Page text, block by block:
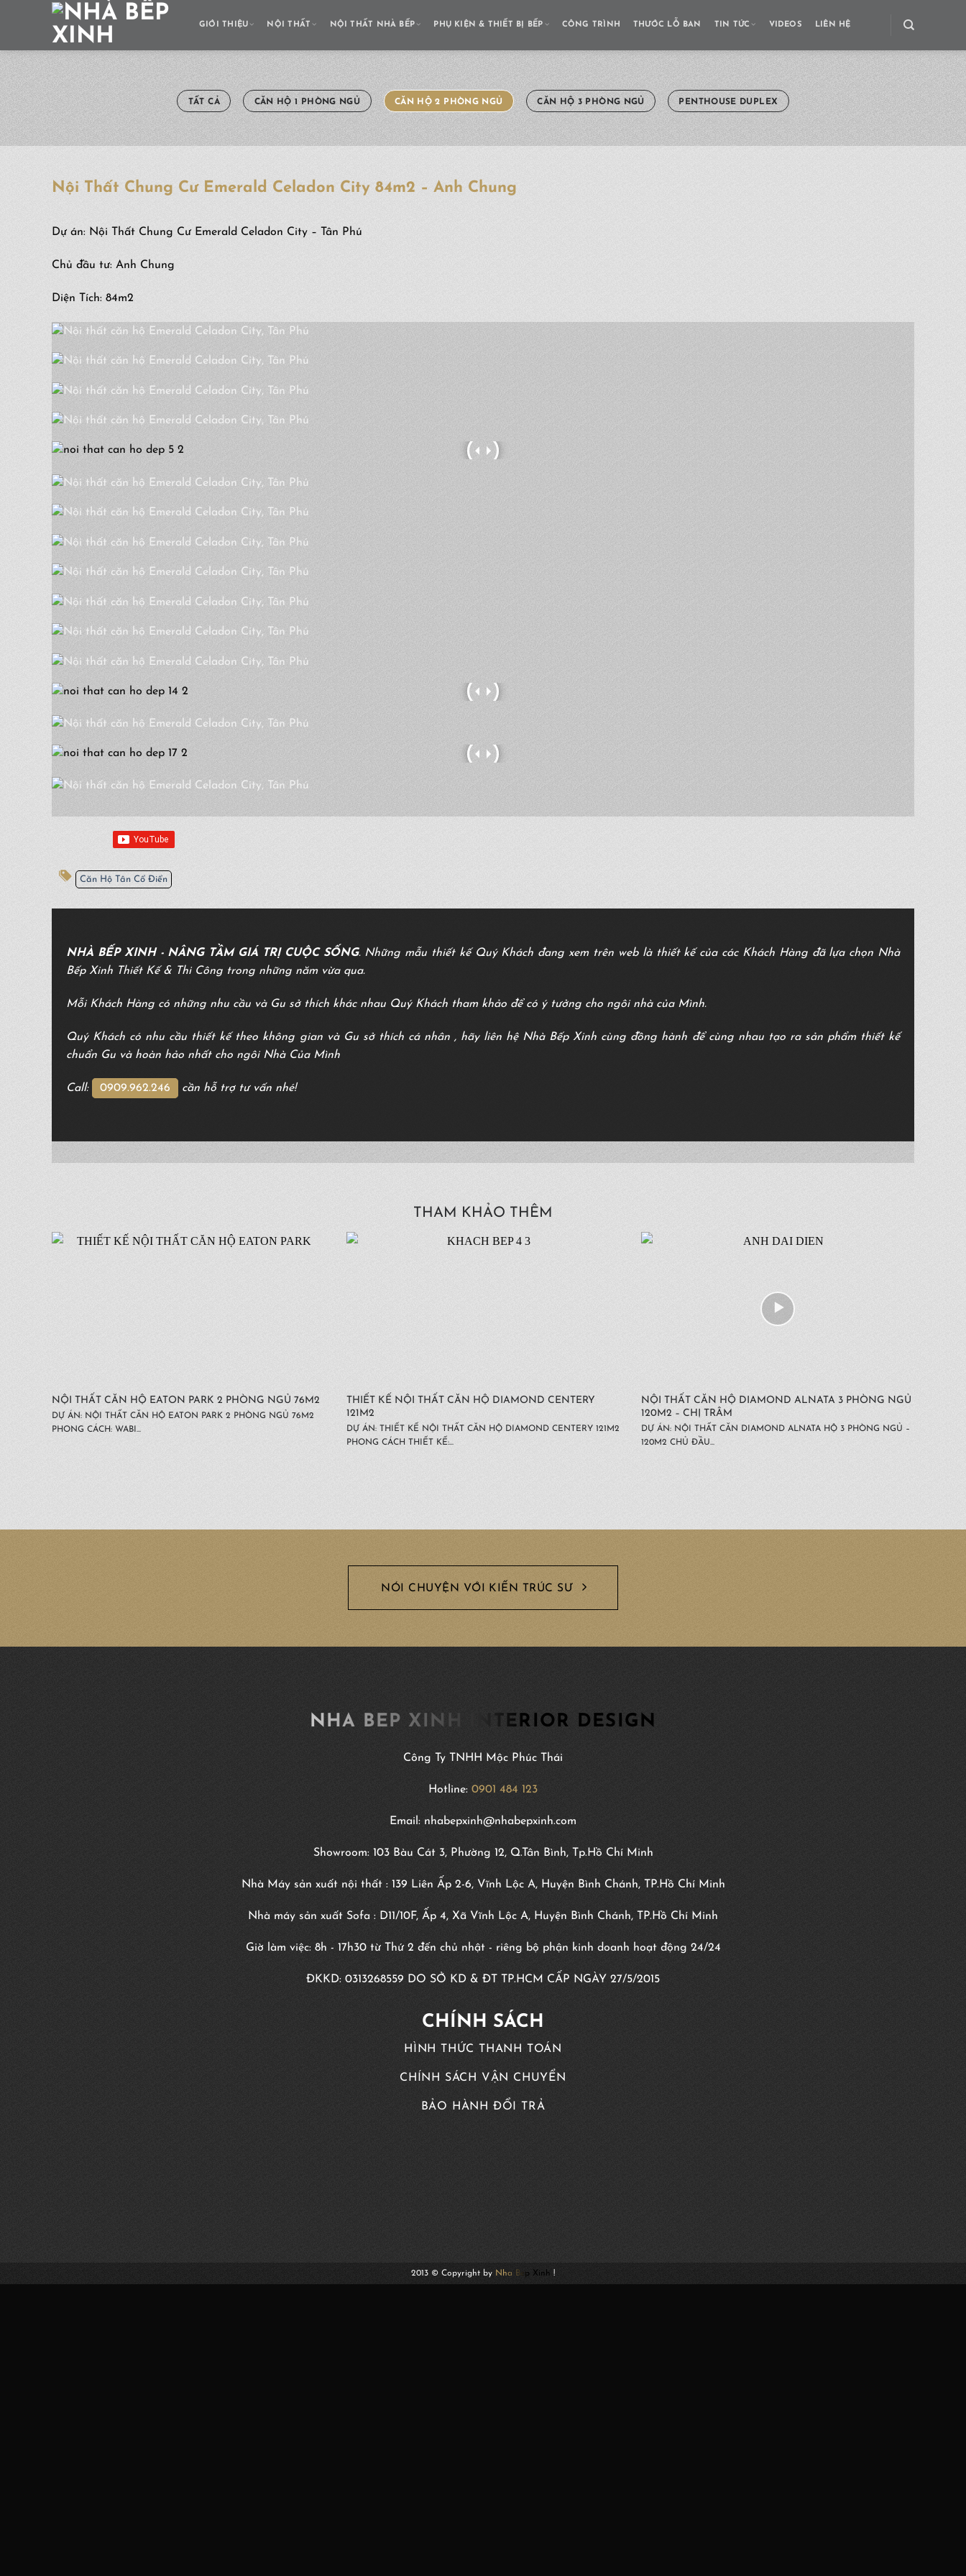
GIỚI THIỆU NỘI THẤT NỘI THẤT NHÀ BẾP PHỤ KIỆN & THIẾT BỊ BẾP CÔNG TRÌNH THƯỚC LỖ BAN TIN TỨC VIDEOS LIÊN HỆ
TẤT CẢ CĂN HỘ 1 PHÒNG NGỦ CĂN HỘ 2 PHÒNG NGỦ CĂN HỘ 3 PHÒNG NGỦ PENTHOUSE DUPLEX
Nội Thất Chung Cư Emerald Celadon City 84m2 – Anh Chung
Dự án: Nội Thất Chung Cư Emerald Celadon City – Tân Phú
Chủ đầu tư: Anh Chung
Diện Tích: 84m2
Căn Hộ Tân Cổ Điển
NHÀ BẾP XINH - NÂNG TẦM GIÁ TRỊ CUỘC SỐNG. Những mẫu thiết kế Quý Khách đang xem trên web là thiết kế của các Khách Hàng đã lựa chọn Nhà
Bếp Xinh Thiết Kế & Thi Công trong những năm vừa qua.
Mỗi Khách Hàng có những nhu cầu và Gu sở thích khác nhau Quý Khách tham khảo để có ý tưởng cho ngôi nhà của Mình.
Quý Khách có nhu cầu thiết kế theo không gian và Gu sở thích cá nhân , hãy liên hệ Nhà Bếp Xinh cùng đồng hành để cùng nhau tạo ra sản phẩm thiết kế
chuẩn Gu và hoàn hảo nhất cho ngôi Nhà Của Mình
Call: 0909.962.246 cần hỗ trợ tư vấn nhé!
THAM KHẢO THÊM
NỘI THẤT CĂN HỘ EATON PARK 2 PHÒNG NGỦ 76M2
DỰ ÁN: NỘI THẤT CĂN HỘ EATON PARK 2 PHÒNG NGỦ 76M2
PHONG CÁCH: WABI...
THIẾT KẾ NỘI THẤT CĂN HỘ DIAMOND CENTERY
121M2
DỰ ÁN: THIẾT KẾ NỘI THẤT CĂN HỘ DIAMOND CENTERY 121M2
PHONG CÁCH THIẾT KẾ:...
NỘI THẤT CĂN HỘ DIAMOND ALNATA 3 PHÒNG NGỦ
120M2 – CHỊ TRÂM
DỰ ÁN: NỘI THẤT CĂN DIAMOND ALNATA HỘ 3 PHÒNG NGỦ –
120M2 CHỦ ĐẦU...
NÓI CHUYỆN VỚI KIẾN TRÚC SƯ
NHA BEP XINH INTERIOR DESIGN
Công Ty TNHH Mộc Phúc Thái
Hotline: 0901 484 123
Email: nhabepxinh@nhabepxinh.com
Showroom: 103 Bàu Cát 3, Phường 12, Q.Tân Bình, Tp.Hồ Chí Minh
Nhà Máy sản xuất nội thất : 139 Liên Ấp 2-6, Vĩnh Lộc A, Huyện Bình Chánh, TP.Hồ Chí Minh
Nhà máy sản xuất Sofa : D11/10F, Ấp 4, Xã Vĩnh Lộc A, Huyện Bình Chánh, TP.Hồ Chí Minh
Giờ làm việc: 8h - 17h30 từ Thứ 2 đến chủ nhật - riêng bộ phận kinh doanh hoạt động 24/24
ĐKKD: 0313268559 DO SỞ KD & ĐT TP.HCM CẤP NGÀY 27/5/2015
CHÍNH SÁCH
HÌNH THỨC THANH TOÁN
CHÍNH SÁCH VẬN CHUYỂN
BẢO HÀNH ĐỔI TRẢ
2013 © Copyright by Nha Bep Xinh !